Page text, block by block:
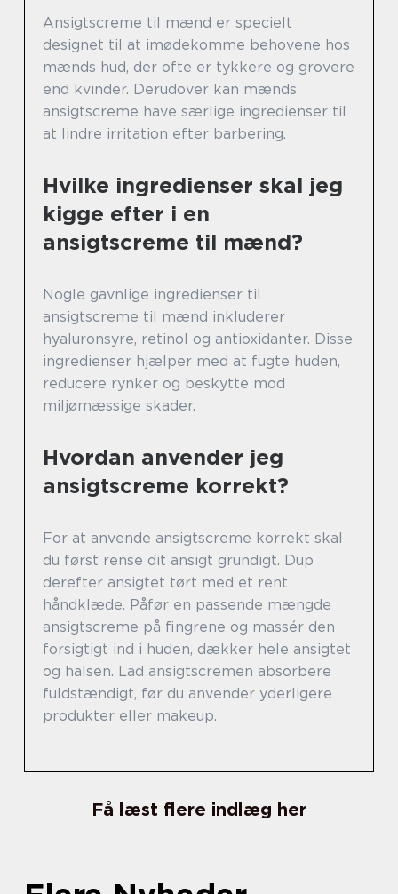
Ansigtscreme til mænd er specielt
designet til at imødekomme behovene hos
mænds hud, der ofte er tykkere og grovere
end kvinder. Derudover kan mænds
ansigtscreme have særlige ingredienser til
at lindre irritation efter barbering.
Hvilke ingredienser skal jeg
kigge efter i en
ansigtscreme til mænd?
Nogle gavnlige ingredienser til
ansigtscreme til mænd inkluderer
hyaluronsyre, retinol og antioxidanter. Disse
ingredienser hjælper med at fugte huden,
reducere rynker og beskytte mod
miljømæssige skader.
Hvordan anvender jeg
ansigtscreme korrekt?
For at anvende ansigtscreme korrekt skal
du først rense dit ansigt grundigt. Dup
derefter ansigtet tørt med et rent
håndklæde. Påfør en passende mængde
ansigtscreme på fingrene og massér den
forsigtigt ind i huden, dækker hele ansigtet
og halsen. Lad ansigtscremen absorbere
fuldstændigt, før du anvender yderligere
produkter eller makeup.
Få læst flere indlæg her